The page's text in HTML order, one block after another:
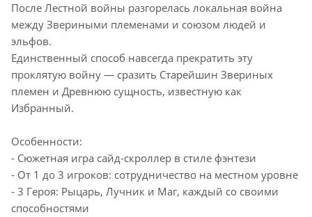
После Лестной войны разгорелась локальная война
между Звериными племенами и союзом людей и
эльфов.
Единственный способ навсегда прекратить эту
проклятую войну ― сразить Старейшин Звериных
племен и Древнюю сущность, известную как
Избранный.
Особенности:
- Сюжетная игра сайд-скроллер в стиле фэнтези
- От 1 до 3 игроков: сотрудничество на местном уровне
- 3 Героя: Рыцарь, Лучник и Маг, каждый со своими
способностями